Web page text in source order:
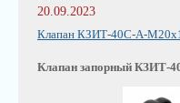
20.09.2023
Клапан КЗИТ-40С-А-
Клапан запорный КЗИТ-